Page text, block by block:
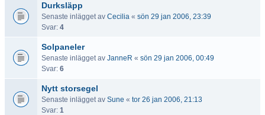
Durksläpp
Senaste inlägget av Cecilia « sön 29 jan 2006, 23:39
Svar: 4
Solpaneler
Senaste inlägget av JanneR « sön 29 jan 2006, 00:49
Svar: 6
Nytt storsegel
Senaste inlägget av Sune « tor 26 jan 2006, 21:13
Svar: 1